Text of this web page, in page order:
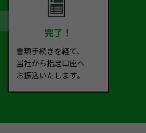
完了！
書類手続きを経て、
当社から指定口座へ
お振込いたします。